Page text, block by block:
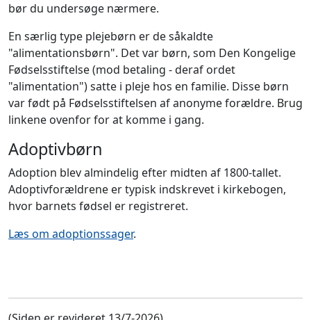
bør du undersøge nærmere.
En særlig type plejebørn er de såkaldte
"alimentationsbørn". Det var børn, som Den Kongelige
Fødselsstiftelse (mod betaling - deraf ordet
"alimentation") satte i pleje hos en familie. Disse børn
var født på Fødselsstiftelsen af anonyme forældre. Brug
linkene ovenfor for at komme i gang.
Adoptivbørn
Adoption blev almindelig efter midten af 1800-tallet.
Adoptivforældrene er typisk indskrevet i kirkebogen,
hvor barnets fødsel er registreret.
Læs om adoptionssager.